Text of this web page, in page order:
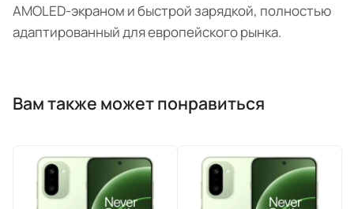
AMOLED-экраном и быстрой зарядкой, полностью
адаптированный для европейского рынка.
Вам также может понравиться